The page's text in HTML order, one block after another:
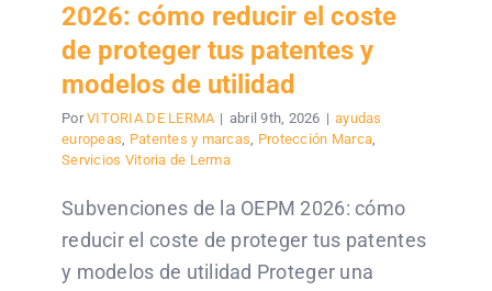
2026: cómo reducir el coste
de proteger tus patentes y
modelos de utilidad
PorVITORIA DE LERMA | abril 9th, 2026 | ayudas
europeas, Patentes y marcas, Protección Marca,
Servicios Vitoria de Lerma
Subvenciones de la OEPM 2026: cómo
reducir el coste de proteger tus patentes
y modelos de utilidad Proteger una